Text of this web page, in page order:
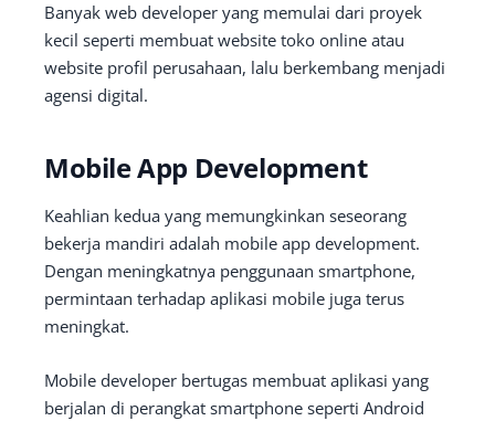
Banyak web developer yang memulai dari proyek
kecil seperti membuat website toko online atau
website profil perusahaan, lalu berkembang menjadi
agensi digital.
Mobile App Development
Keahlian kedua yang memungkinkan seseorang
bekerja mandiri adalah mobile app development.
Dengan meningkatnya penggunaan smartphone,
permintaan terhadap aplikasi mobile juga terus
meningkat.
Mobile developer bertugas membuat aplikasi yang
berjalan di perangkat smartphone seperti Android